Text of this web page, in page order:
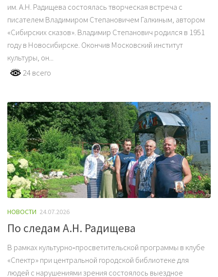
им. А.Н. Радищева состоялась творческая встреча с
писателем Владимиром Степановичем Галкиным, автором
«Сибирских сказов». Владимир Степанович родился в 1951
году в Новосибирске. Окончив Московский институт
культуры, он...
24 всего
НОВОСТИ 24.07.2026
По следам А.Н. Радищева
В рамках культурно‑просветительской программы в клубе
«Спектр» при центральной городской библиотеке для
людей с нарушениями зрения состоялось выездное